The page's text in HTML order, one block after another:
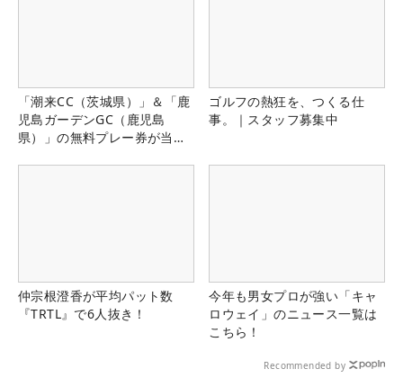
「潮来CC（茨城県）」＆「鹿
児島ガーデンGC（鹿児島
県）」の無料プレー券が当た
ゴルフの熱狂を、つくる仕
事。｜スタッフ募集中
仲宗根澄香が平均パット数
『TRTL』で6人抜き！
今年も男女プロが強い「キャ
ロウェイ」のニュース一覧は
こちら！
Recommended by